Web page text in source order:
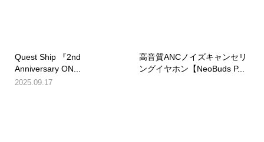
Quest Ship 『2nd
Anniversary ON...
2025.09.17
高音質ANCノイズキャンセリ
ングイヤホン【NeoBuds P...